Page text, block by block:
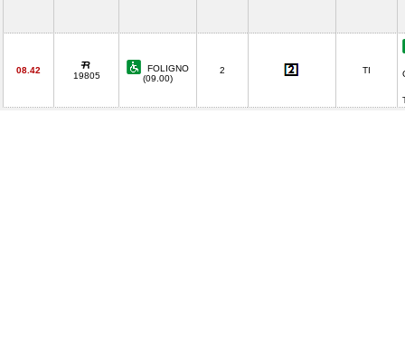
08.42
19805
FOLIGNO
(09.00)
2 TI